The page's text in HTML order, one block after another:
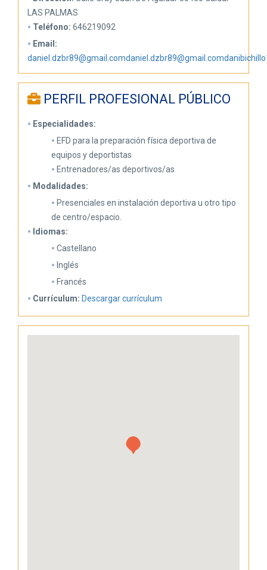
LAS PALMAS
Teléfono: 646219092
Email:
PERFIL PROFESIONAL PÚBLICO
Especialidades:
EFD para la preparación física deportiva de
equipos y deportistas
Entrenadores/as deportivos/as
Modalidades:
Presenciales en instalación deportiva u otro tipo
de centro/espacio.
Idiomas:
Castellano
Inglés
Francés
Currículum: Descargar currículum